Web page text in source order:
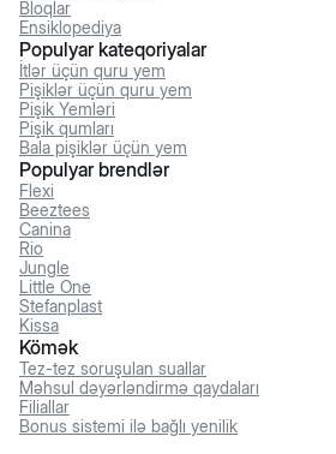
Bloqlar
Ensiklopediya
Populyar kateqoriyalar
İtlər üçün quru yem
Pişiklər üçün quru yem
Pişik Yemləri
Pişik qumları
Bala pişiklər üçün yem
Populyar brendlər
Flexi
Beeztees
Canina
Rio
Jungle
Little One
Stefanplast
Kissa
Kömək
Tez-tez soruşulan suallar
Məhsul dəyərləndirmə qaydaları
Filiallar
Bonus sistemi ilə bağlı yenilik